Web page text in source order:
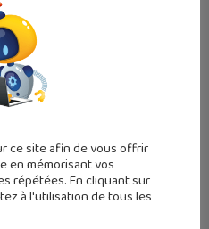
ce site afin de vous offrir
en mémorisant vos
répétées. En cliquant sur
à l'utilisation de tous les